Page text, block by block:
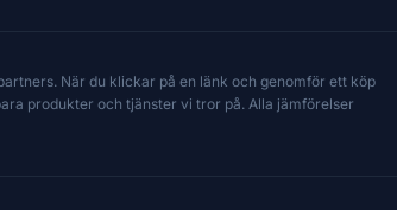
När du klickar på en länk och genomför ett köp
produkter och tjänster vi tror på. Alla jämförelser